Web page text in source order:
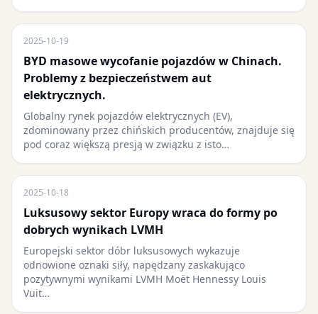
2025-10-19
BYD masowe wycofanie pojazdów w Chinach.
Problemy z bezpieczeństwem aut
elektrycznych.
Globalny rynek pojazdów elektrycznych (EV),
zdominowany przez chińskich producentów, znajduje się
pod coraz większą presją w związku z isto…
2025-10-18
Luksusowy sektor Europy wraca do formy po
dobrych wynikach LVMH
Europejski sektor dóbr luksusowych wykazuje
odnowione oznaki siły, napędzany zaskakująco
pozytywnymi wynikami LVMH Moët Hennessy Louis
Vuit…